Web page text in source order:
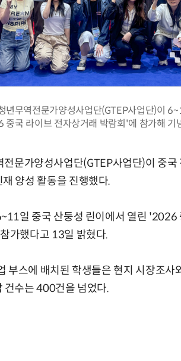
년무역전문가양성사업단(GTEP사업단)이
중국 라이브 전자상거래 박람회'에 참가해 기
문가양성사업단(GTEP사업단)이 중
양성 활동을 진행했다.
일 중국 산둥성 린이에서 열린 '2026
가했다고 13일 밝혔다.
부스에 배치된 학생들은 현지 시장조사
건수는 400건을 넘었다.